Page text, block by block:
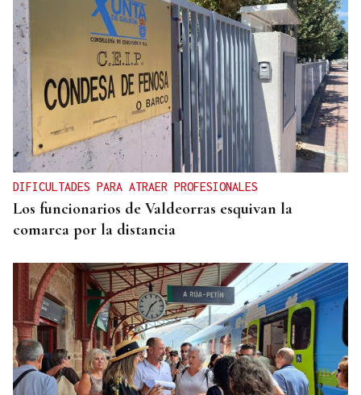
DIFICULTADES PARA ATRAER PROFESIONALES
Los funcionarios de Valdeorras esquivan la
comarca por la distancia